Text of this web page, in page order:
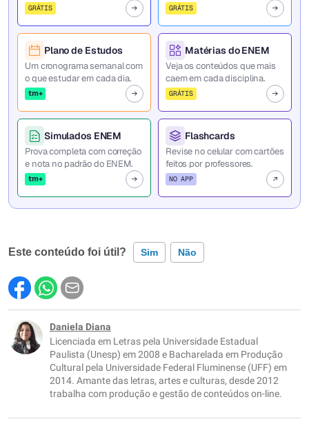
GRÁTIS GRÁTIS
Plano de Estudos
Um cronograma semanal com
o que estudar em cada dia.
tm+
Matérias do ENEM
Veja os conteúdos que mais
caem em cada disciplina.
GRÁTIS
Simulados ENEM
Prova completa com correção
e nota no padrão do ENEM.
tm+
Flashcards
Revise no celular com cartões
feitos por professores.
NO APP
Este conteúdo foi útil? Sim Não
Este conteúdo contém informação incorreta
Este conteúdo não tem a informação que procuro
Outro
Daniela Diana
Licenciada em Letras pela Universidade Estadual
Paulista (Unesp) em 2008 e Bacharelada em Produção
Cultural pela Universidade Federal Fluminense (UFF) em
2014. Amante das letras, artes e culturas, desde 2012
trabalha com produção e gestão de conteúdos on-line.